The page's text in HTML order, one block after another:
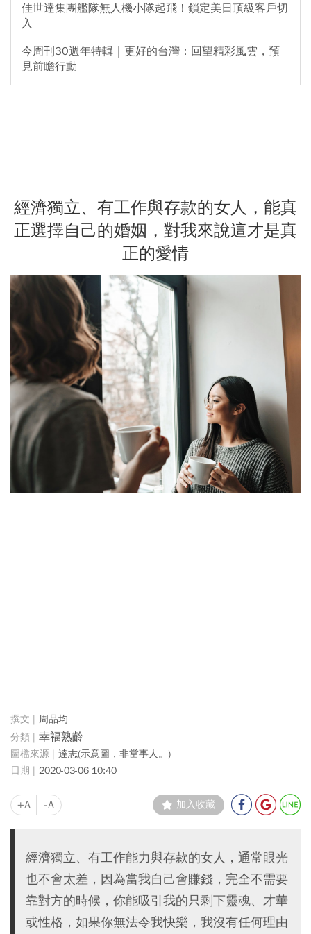
佳世達集團艦隊無人機小隊起飛！鎖定美日頂級客戶切
入
今周刊30週年特輯｜更好的台灣：回望精彩風雲，預
見前瞻行動
經濟獨立、有工作與存款的女人，能真
正選擇自己的婚姻，對我來說這才是真
正的愛情
周品均
幸福熟齡
達志(示意圖，非當事人。)
2020-03-06 10:40
+A -A 加入收藏
經濟獨立、有工作能力與存款的女人，通常眼光
也不會太差，因為當我自己會賺錢，完全不需要
靠對方的時候，你能吸引我的只剩下靈魂、才華
或性格，如果你無法令我快樂，我沒有任何理由